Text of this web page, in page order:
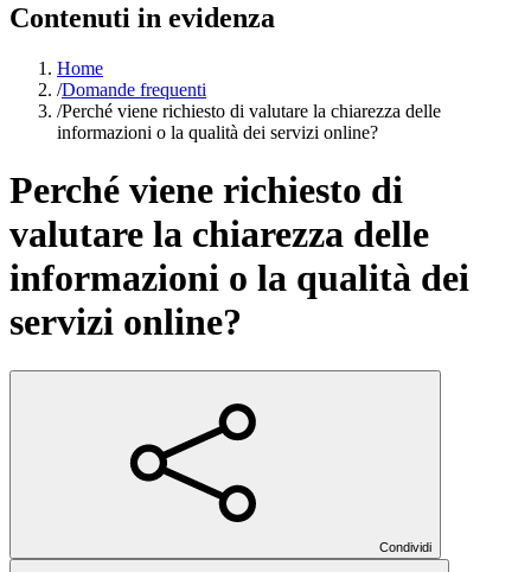
Contenuti in evidenza
Home
/Domande frequenti
/Perché viene richiesto di valutare la chiarezza delle
informazioni o la qualità dei servizi online?
Perché viene richiesto di
valutare la chiarezza delle
informazioni o la qualità dei
servizi online?
Condividi